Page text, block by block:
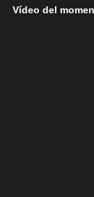
Vídeo del